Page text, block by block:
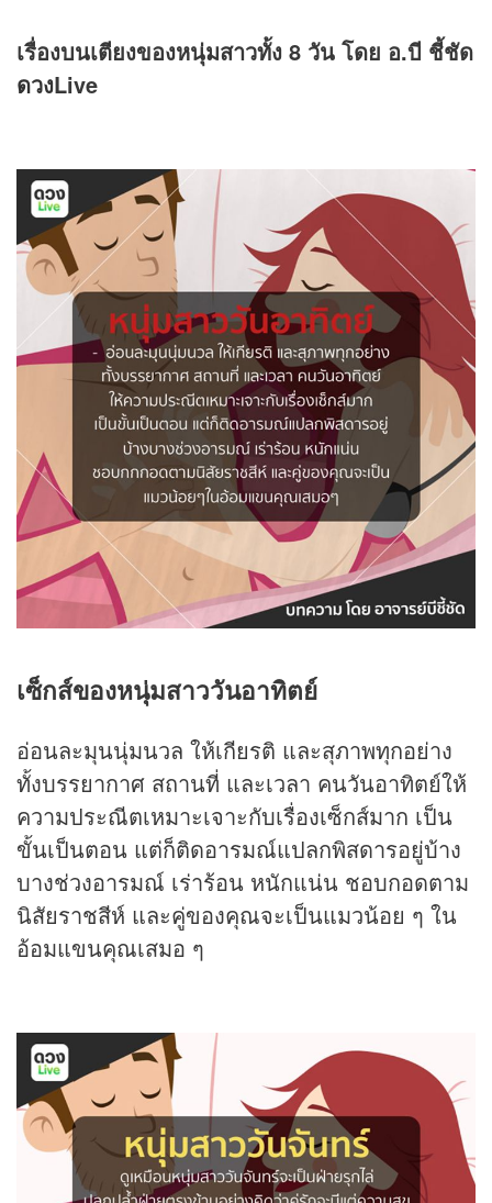
เรื่องบนเตียงของหนุ่มสาวทั้ง 8 วัน โดย อ.บี ชี้ชัด
ดวงLive
เซ็กส์ของหนุ่มสาววันอาทิตย์
อ่อนละมุนนุ่มนวล ให้เกียรติ และสุภาพทุกอย่าง
ทั้งบรรยากาศ สถานที่ และเวลา คนวันอาทิตย์ให้
ความประณีตเหมาะเจาะกับเรื่องเซ็กส์มาก เป็น
ขั้นเป็นตอน แต่ก็ติดอารมณ์แปลกพิสดารอยู่บ้าง
บางช่วงอารมณ์ เร่าร้อน หนักแน่น ชอบกอดตาม
นิสัยราชสีห์ และคู่ของคุณจะเป็นแมวน้อย ๆ ใน
อ้อมแขนคุณเสมอ ๆ